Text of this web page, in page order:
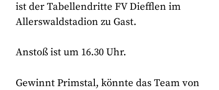
ist der Tabellendritte FV Diefflen im
Allerswaldstadion zu Gast.
Anstoß ist um 16.30 Uhr.
Gewinnt Primstal, könnte das Team von